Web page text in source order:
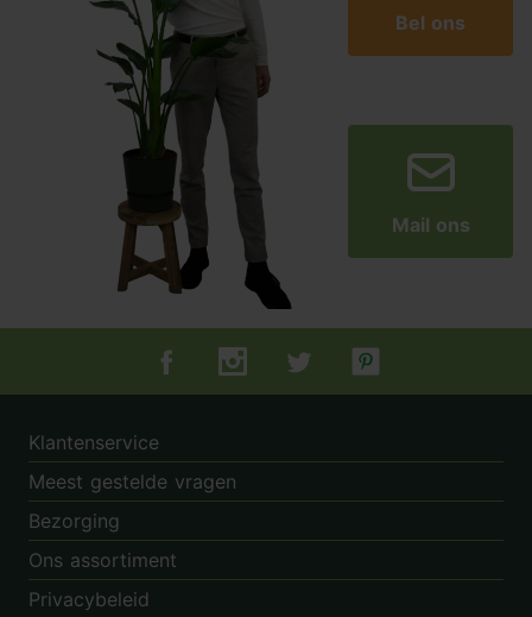
Bel ons
Mail ons
Tuincentrum.nl op Facebook
Tuincentrum.nl op Instagram
Tuincentrum.nl op Twitter
Tuincentrum.nl op
Klantenservice
Meest gestelde vragen
Bezorging
Ons assortiment
Privacybeleid